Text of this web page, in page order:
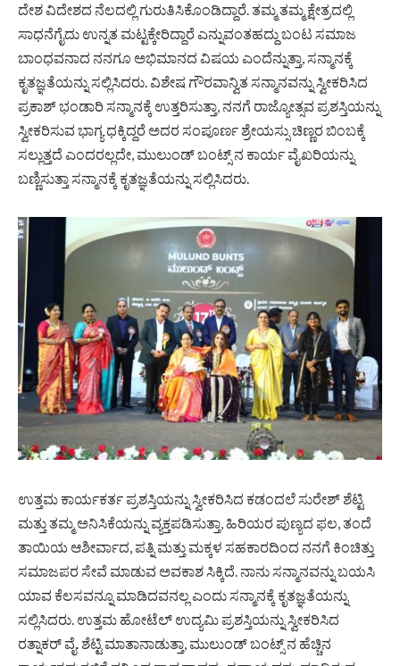
ದೇಶ ವಿದೇಶದ ನೆಲದಲ್ಲಿ ಗುರುತಿಸಿಕೊಂಡಿದ್ದಾರೆ. ತಮ್ಮ ತಮ್ಮ ಕ್ಷೇತ್ರದಲ್ಲಿ
ಸಾಧನೆಗೈದು ಉನ್ನತ ಮಟ್ಟಕ್ಕೇರಿದ್ದಾರೆ ಎನ್ನುವಂತಹದ್ದು ಬಂಟ ಸಮಾಜ
ಬಾಂಧವನಾದ ನನಗೂ ಅಭಿಮಾನದ ವಿಷಯ ಎಂದೆನ್ನುತ್ತಾ, ಸನ್ಮಾನಕ್ಕೆ
ಕೃತಜ್ಞತೆಯನ್ನು ಸಲ್ಲಿಸಿದರು. ವಿಶೇಷ ಗೌರವಾನ್ವಿತ ಸನ್ಮಾನವನ್ನು ಸ್ವೀಕರಿಸಿದ
ಪ್ರಕಾಶ್ ಭಂಡಾರಿ ಸನ್ಮಾನಕ್ಕೆ ಉತ್ತರಿಸುತ್ತಾ, ನನಗೆ ರಾಜ್ಯೋತ್ಸವ ಪ್ರಶಸ್ತಿಯನ್ನು
ಸ್ವೀಕರಿಸುವ ಭಾಗ್ಯ ಧಕ್ಕಿದ್ದರೆ ಅದರ ಸಂಪೂರ್ಣ ಶ್ರೇಯಸ್ಸು ಚಿಣ್ಣರ ಬಿಂಬಕ್ಕೆ
ಸಲ್ಲುತ್ತದೆ ಎಂದರಲ್ಲದೇ, ಮುಲುಂಡ್ ಬಂಟ್ಸ್ ನ ಕಾರ್ಯ ವೈಖರಿಯನ್ನು
ಬಣ್ಣಿಸುತ್ತಾ ಸನ್ಮಾನಕ್ಕೆ ಕೃತಜ್ಞತೆಯನ್ನು ಸಲ್ಲಿಸಿದರು.
ಉತ್ತಮ ಕಾರ್ಯಕರ್ತ ಪ್ರಶಸ್ತಿಯನ್ನು ಸ್ವೀಕರಿಸಿದ ಕಡಂದಲೆ ಸುರೇಶ್ ಶೆಟ್ಟಿ
ಮತ್ತು ತಮ್ಮ ಅನಿಸಿಕೆಯನ್ನು ವ್ಯಕ್ತಪಡಿಸುತ್ತಾ, ಹಿರಿಯರ ಪುಣ್ಯದ ಫಲ, ತಂದೆ
ತಾಯಿಯ ಆಶೀರ್ವಾದ, ಪತ್ನಿ ಮತ್ತು ಮಕ್ಕಳ ಸಹಕಾರದಿಂದ ನನಗೆ ಕಿಂಚಿತ್ತು
ಸಮಾಜಪರ ಸೇವೆ ಮಾಡುವ ಅವಕಾಶ ಸಿಕ್ಕಿದೆ. ನಾನು ಸನ್ಮಾನವನ್ನು ಬಯಸಿ
ಯಾವ ಕೆಲಸವನ್ನೂ ಮಾಡಿದವನಲ್ಲ ಎಂದು ಸನ್ಮಾನಕ್ಕೆ ಕೃತಜ್ಞತೆಯನ್ನು
ಸಲ್ಲಿಸಿದರು. ಉತ್ತಮ ಹೋಟೆಲ್ ಉದ್ಯಮಿ ಪ್ರಶಸ್ತಿಯನ್ನು ಸ್ವೀಕರಿಸಿದ
ರತ್ನಾಕರ್ ವೈ. ಶೆಟ್ಟಿ ಮಾತಾನಾಡುತ್ತಾ, ಮುಲುಂಡ್ ಬಂಟ್ಸ್ ನ ಹೆಚ್ಚಿನ